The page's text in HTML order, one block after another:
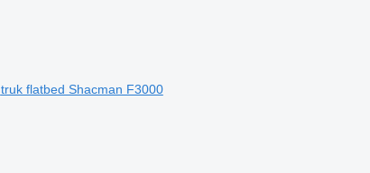
truk flatbed Shacman F3000